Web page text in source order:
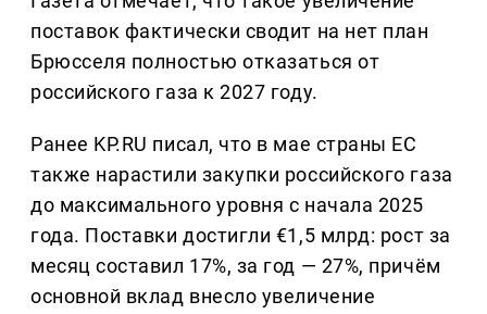
поставок фактически сводит на нет план
Брюсселя полностью отказаться от
российского газа к 2027 году.
Ранее KP.RU писал, что в мае страны ЕС
также нарастили закупки российского газа
до максимального уровня с начала 2025
года. Поставки достигли €1,5 млрд: рост за
месяц составил 17%, за год — 27%, причём
основной вклад внесло увеличение